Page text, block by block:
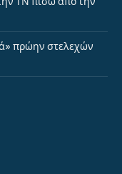
πρώην στελεχών